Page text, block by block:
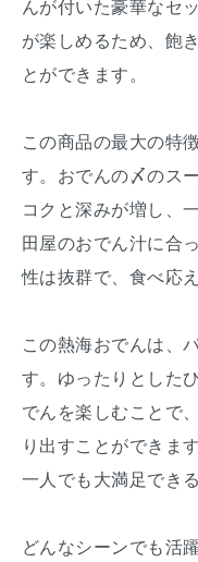
んが付いた豪華なセ
が楽しめるため、飽
とができます。
この商品の最大の特
す。おでんの〆のス
コクと深みが増し、
田屋のおでん汁に合
性は抜群で、食べ応
この熱海おでんは、
す。ゆったりとした
でんを楽しむことで
り出すことができま
一人でも大満足でき
どんなシーンでも活